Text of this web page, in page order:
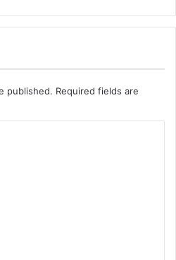
published. Required fields are